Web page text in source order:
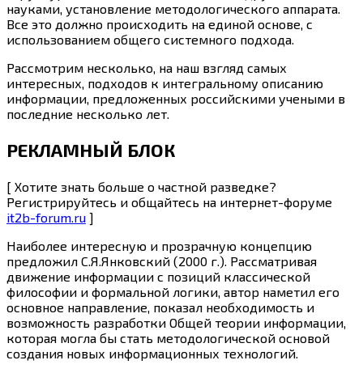
науками, установление методологического аппарата.
Все это должно происходить на единой основе, с
использованием общего системного подхода.
Рассмотрим несколько, на наш взгляд самых
интересных, подходов к интегральному описанию
информации, предложенных российскими учеными в
последние несколько лет.
РЕКЛАМНЫЙ БЛОК
[ Хотите знать больше о частной разведке?
Регистрируйтесь и общайтесь на интернет-форуме
it2b-forum.ru ]
Наиболее интересную и прозрачную концепцию
предложил С.Я.Янковский (2000 г.). Рассматривая
движение информации с позиций классической
философии и формальной логики, автор наметил его
основное направление, показал необходимость и
возможность разработки Общей теории информации,
которая могла бы стать методологической основой
создания новых информационных технологий.